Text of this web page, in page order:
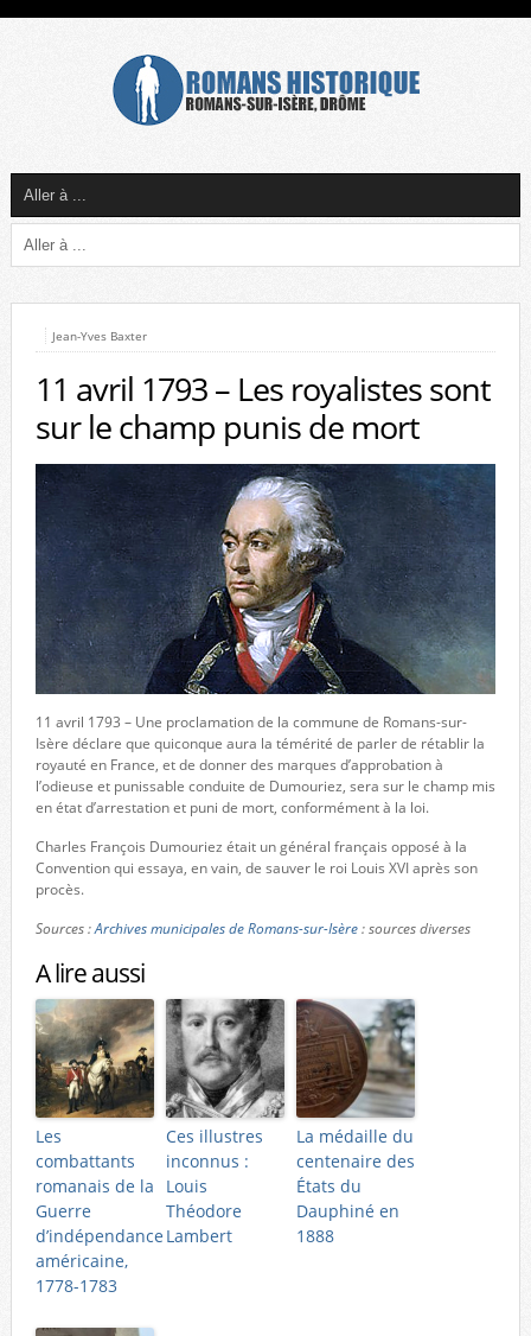
Jean-Yves Baxter
11 avril 1793 – Les royalistes sont
sur le champ punis de mort
11 avril 1793 – Une proclamation de la commune de Romans-sur-
Isère déclare que quiconque aura la témérité de parler de rétablir la
royauté en France, et de donner des marques d’approbation à
l’odieuse et punissable conduite de Dumouriez, sera sur le champ mis
en état d’arrestation et puni de mort, conformément à la loi.
Charles François Dumouriez était un général français opposé à la
Convention qui essaya, en vain, de sauver le roi Louis XVI après son
procès.
Sources :Archives municipales de Romans-sur-Isère: sources diverses
A lire aussi
Les
combattants
romanais de la
Guerre
d’indépendance
américaine,
1778-1783
Ces illustres
inconnus :
Louis
Théodore
Lambert
La médaille du
centenaire des
États du
Dauphiné en
1888